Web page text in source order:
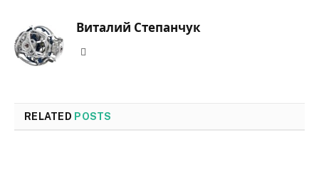
Виталий Степанчук
RELATED POSTS